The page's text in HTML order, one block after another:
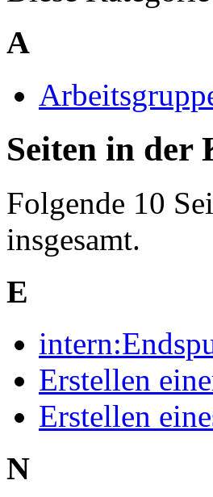
A
Seiten in der
Folgende 10
insgesamt.
E
Erstellen
Erstellen
N